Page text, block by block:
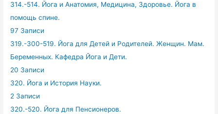
314.-514. Йога и Анатомия, Медицина, Здоровье. Йога в
помощь спине.
97 Записи
319.-300-519. Йога для Детей и Родителей. Женщин. Мам.
Беременных. Кафедра Йога и Дети.
20 Записи
320. Йога и История Науки.
2 Записи
320.-520. Йога для Пенсионеров.